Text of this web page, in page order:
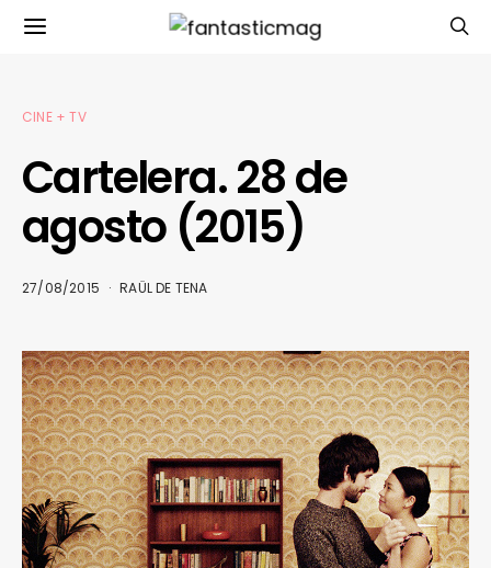
CINE + TV
Cartelera. 28 de
agosto (2015)
27/08/2015 RAÜL DE TENA